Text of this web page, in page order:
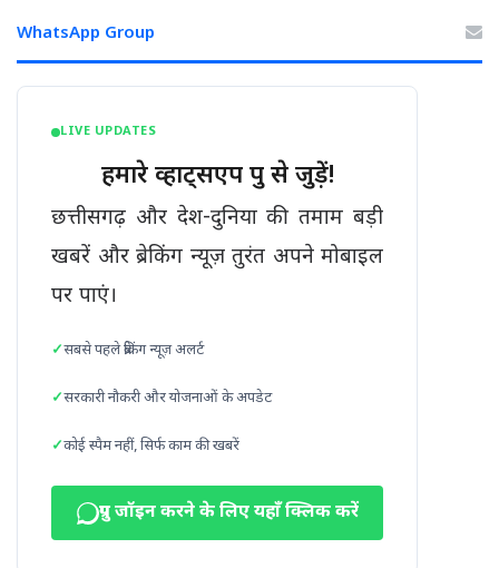
WhatsApp Group
LIVE UPDATES
हमारे व्हाट्सएप ग्रुप से जुड़ें!
छत्तीसगढ़ और देश-दुनिया की तमाम बड़ी
खबरें और ब्रेकिंग न्यूज़ तुरंत अपने मोबाइल
पर पाएं।
सबसे पहले ब्रेकिंग न्यूज़ अलर्ट
सरकारी नौकरी और योजनाओं के अपडेट
कोई स्पैम नहीं, सिर्फ काम की खबरें
ग्रुप जॉइन करने के लिए यहाँ क्लिक करें